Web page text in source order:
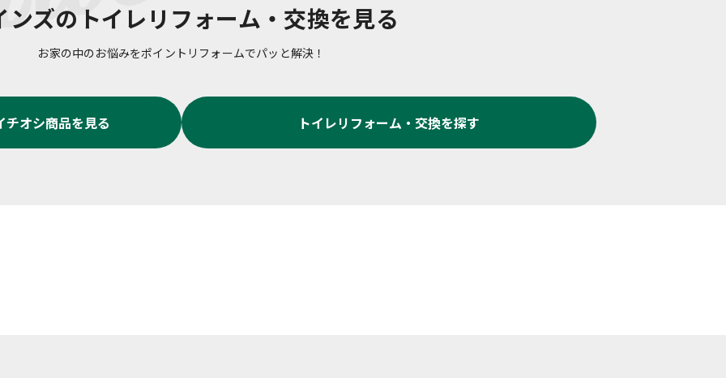
ンズの トイレリフォーム・交換を見る
お家の中のお悩みをポイントリフォームでパッと解決！
チオシ商品を見る トイレリフォーム・交換を探す